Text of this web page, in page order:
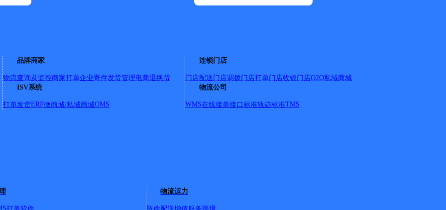
品牌商家
物流查询及监控商家打单企业寄件发货管理电商退换货
连锁门店
门店配送门店调拨门店打单门店收银门店O2O私域商城
ISV系统
打单发货ERP微商城/私域商城OMS
物流公司
WMS在线接单接口标准轨迹标准TMS
物流运力
龙小区，河乐小区，河盛小区，河通小区，河丰小区，御园小区，美园小区，丽水园小区，河辉小区，河欣小区，河康小
家园，申园龙亭，河颐小区，海宁小区，河宁小区，河安小区，今盛家园，河运小区，河滨小区，广河新村。 海盛路：北
1号—777号。 河滨路：东至与海盛路交叉口，西至与海宁路交叉口。 海康路，海盛路，渤海路，商业街，河兴路，河庆路，
业务电话：15554616566 地址：孤岛电视台对面 仙河镇（镇上自提） 负责人：金经理 手机：15166233002 业务电话：0546-
路以东，济南路全境，清河路全境，燕山路全境，胜泰路全境，嵩山路全境，环卫路全境，玉山路全境，聊城路全境，西一
路以南至南一路只派送路西），燕山路全境，西三路派送北二路以南南二路以北，西四路派送北二路以南南二路以北，西五